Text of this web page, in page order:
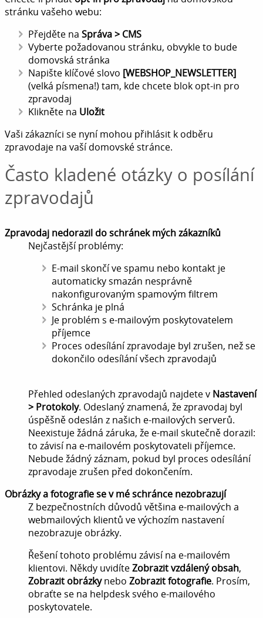
stránku vašeho webu:
Přejděte na Správa > CMS
Vyberte požadovanou stránku, obvykle to bude
domovská stránka
Napište klíčové slovo [WEBSHOP_NEWSLETTER]
(velká písmena!) tam, kde chcete blok opt-in pro
zpravodaj
Klikněte na Uložit
Vaši zákazníci se nyní mohou přihlásit k odběru
zpravodaje na vaší domovské stránce.
Často kladené otázky o posílání
zpravodajů
Zpravodaj nedorazil do schránek mých zákazníků
Nejčastější problémy:
E-mail skončí ve spamu nebo kontakt je
automaticky smazán nesprávně
nakonfigurovaným spamovým filtrem
Schránka je plná
Je problém s e-mailovým poskytovatelem
příjemce
Proces odesílání zpravodaje byl zrušen, než se
dokončilo odesílání všech zpravodajů
Přehled odeslaných zpravodajů najdete v Nastavení
> Protokoly. Odeslaný znamená, že zpravodaj byl
úspěšně odeslán z našich e-mailových serverů.
Neexistuje žádná záruka, že e-mail skutečně dorazil:
to závisí na e-mailovém poskytovateli příjemce.
Nebude žádný záznam, pokud byl proces odesílání
zpravodaje zrušen před dokončením.
Obrázky a fotografie se v mé schránce nezobrazují
Z bezpečnostních důvodů většina e-mailových a
webmailových klientů ve výchozím nastavení
nezobrazuje obrázky.
Řešení tohoto problému závisí na e-mailovém
klientovi. Někdy uvidíteZobrazit vzdálený obsah,
Zobrazit obrázkynebo Zobrazit fotografie. Prosím,
obraťte se na helpdesk svého e-mailového
poskytovatele.